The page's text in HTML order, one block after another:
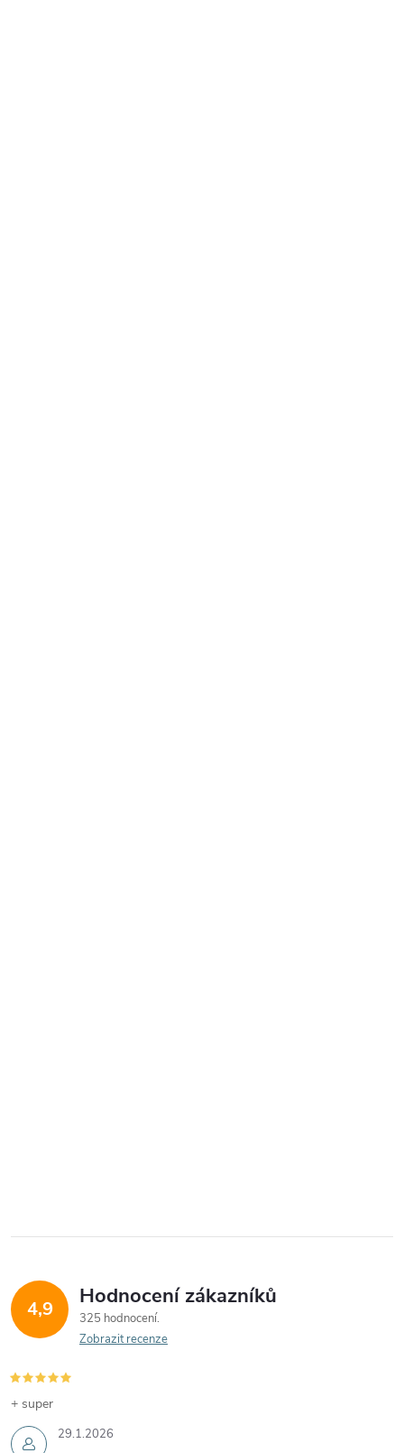
4,9 Hodnocení zákazníků
325 hodnocení
Zobrazit recenze
29.1.2026
+ super